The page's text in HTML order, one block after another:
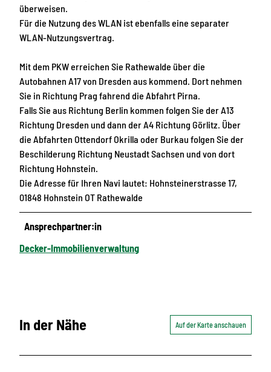
überweisen.
Für die Nutzung des WLAN ist ebenfalls eine separater
WLAN-Nutzungsvertrag.
Mit dem PKW erreichen Sie Rathewalde über die
Autobahnen A17 von Dresden aus kommend. Dort nehmen
Sie in Richtung Prag fahrend die Abfahrt Pirna.
Falls Sie aus Richtung Berlin kommen folgen Sie der A13
Richtung Dresden und dann der A4 Richtung Görlitz. Über
die Abfahrten Ottendorf Okrilla oder Burkau folgen Sie der
Beschilderung Richtung Neustadt Sachsen und von dort
Richtung Hohnstein.
Die Adresse für Ihren Navi lautet: Hohnsteinerstrasse 17,
01848 Hohnstein OT Rathewalde
Ansprechpartner:in
Decker-Immobilienverwaltung
In der Nähe Auf der Karte anschauen